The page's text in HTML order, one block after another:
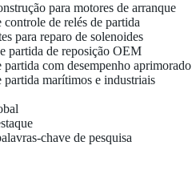
para motores de arranque
controle de relés de partida
para reparo de solenoides
partida de reposição OEM
partida com desempenho aprimorado
partida marítimos e industriais
chave de pesquisa